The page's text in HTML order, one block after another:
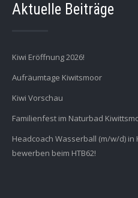
Aktuelle Beiträge
Kiwi Eröffnung 2026!
Aufräumtage Kiwitsmoor
Kiwi Vorschau
Familienfest im Naturbad
Headcoach Wasserball (m/w/d) in
bewerben beim HTB62!